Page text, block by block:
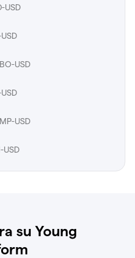
USD
USD
USD
USD
su Young